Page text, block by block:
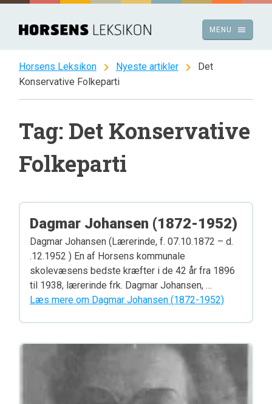
Spring
indhold
menu
MENU
Horsens Leksikon chevron_right Nyeste artikler chevron_right
Det
Konservative Folkeparti
Tag: Det Konservative
Folkeparti
Dagmar Johansen (1872-1952)
Dagmar Johansen (Lærerinde, f. 07.10.1872 – d.
.12.1952 ) En af Horsens kommunale
skolevæsens bedste kræfter i de 42 år fra 1896
til 1938, lærerinde frk. Dagmar Johansen, …
Læs mere om Dagmar Johansen (1872-1952)